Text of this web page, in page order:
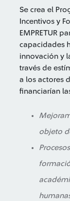
Se crea el
Incentivos y
EMPRETUR
capacidades
innovación y
través de
a los actores
financiarían
objeto